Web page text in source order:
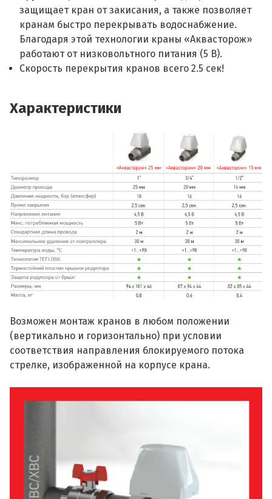
защищает кран от закисания, а также позволяет
кранам быстро перекрывать водоснабжение.
Благодаря этой технологии краны «Аквасторож»
работают от низковольтного питания (5 В).
Скорость перекрытия кранов всего 2.5 сек!
Характеристики
Возможен монтаж кранов в любом положении
(вертикально и горизонтально) при условии
соответствия направления блокируемого потока
стрелке, изображенной на корпусе крана.